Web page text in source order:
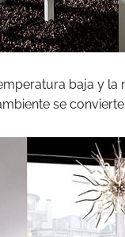
baja y la
se